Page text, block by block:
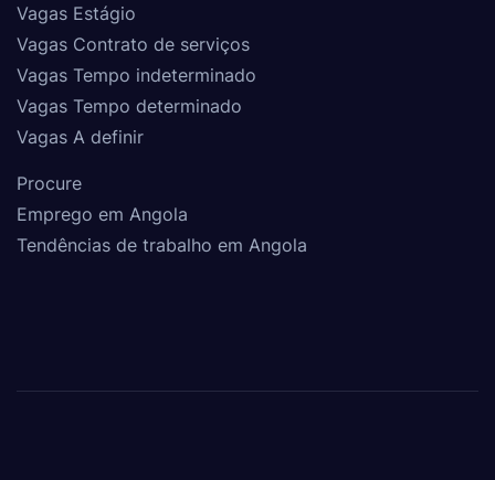
Vagas Estágio
Vagas Contrato de serviços
Vagas Tempo indeterminado
Vagas Tempo determinado
Vagas A definir
Procure
Emprego em Angola
Tendências de trabalho em Angola